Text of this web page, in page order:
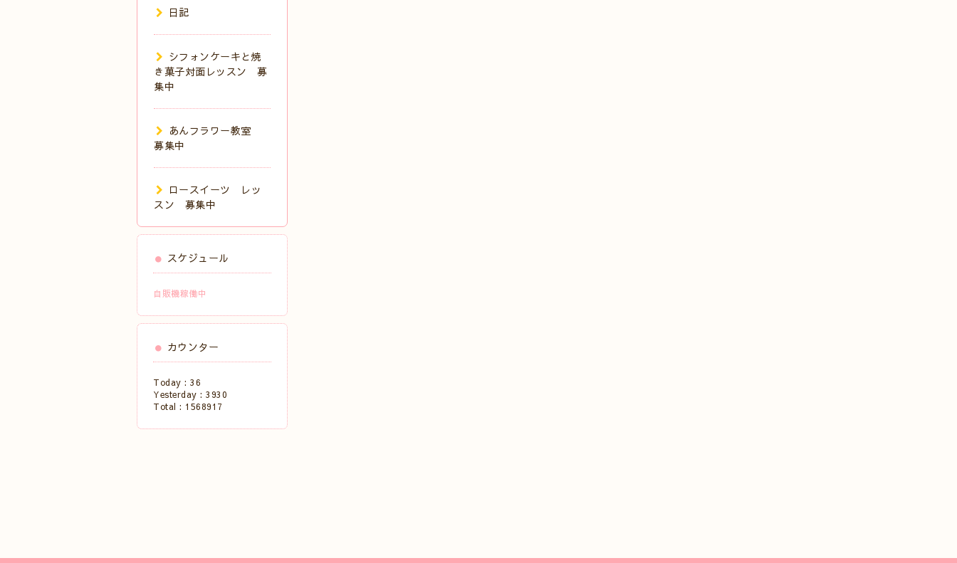
日記
シフォンケーキと焼
き菓子対面レッスン 募
集中
あんフラワー教室
募集中
ロースイーツ レッ
スン 募集中
スケジュール
自販機稼働中
カウンター
Today : 36
Yesterday : 3930
Total : 1568917